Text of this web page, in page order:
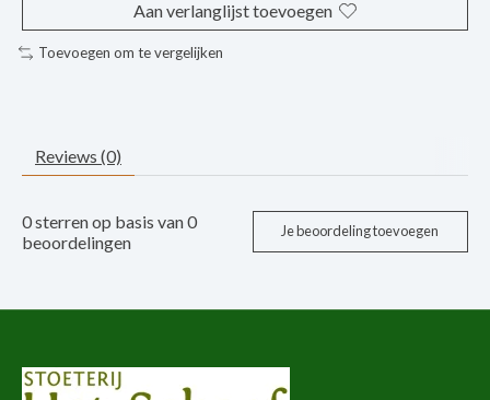
Aan verlanglijst toevoegen
Toevoegen om te vergelijken
Reviews (0)
0sterren op basis van0
beoordelingen
Je beoordeling toevoegen